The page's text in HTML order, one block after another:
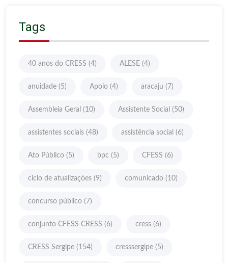
Tags
40 anos do CRESS (4) ALESE (4)
anuidade (5) Apoio (4) aracaju (7)
Assembleia Geral (10) Assistente Social (50)
assistentes sociais (48) assistência social (6)
Ato Público (5) bpc (5) CFESS (6)
ciclo de atualizações (9) comunicado (10)
concurso público (7)
conjunto CFESS CRESS (6) cress (6)
CRESS Sergipe (154) cresssergipe (5)